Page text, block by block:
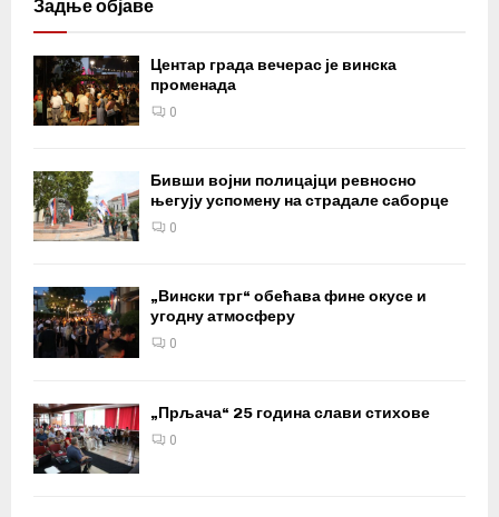
Задње објаве
Центар града вечерас је винска
променада
0
Бивши војни полицајци ревносно
његују успомену на страдале саборце
0
„Вински трг“ обећава фине окусе и
угодну атмосферу
0
„Прљача“ 25 година слави стихове
0